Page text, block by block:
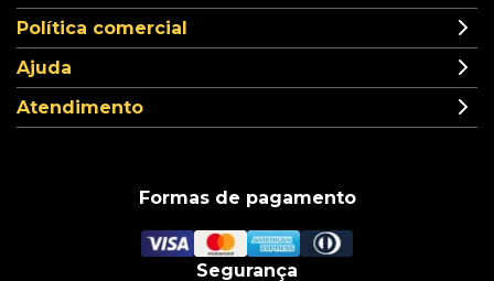
Política comercial
Ajuda
Atendimento
Formas de pagamento
Segurança